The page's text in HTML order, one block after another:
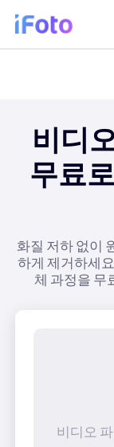
AI 사진 편집기
배경 제거기
프로필 사진
비디
무료
화질 저하 없이
하게 제거하세
체 과정을 무
비디오